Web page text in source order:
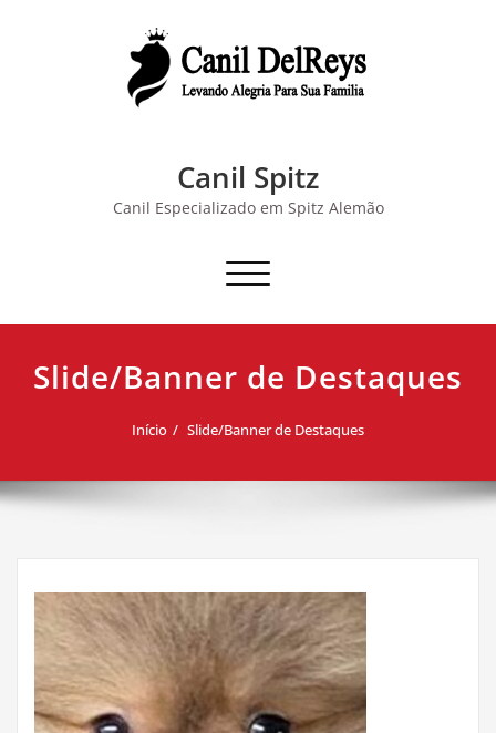
Canil Spitz
Canil Especializado em Spitz Alemão
Alternar navegação
Slide/Banner de Destaques
Início Slide/Banner de Destaques